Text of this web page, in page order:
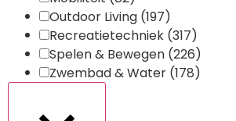
Outdoor Living (197)
Recreatietechniek (317)
Spelen & Bewegen (226)
Zwembad & Water (178)